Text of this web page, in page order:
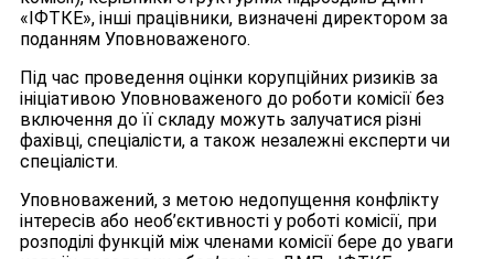
«ІФТКЕ», інші працівники, визначені директором за
поданням Уповноваженого.
Під час проведення оцінки корупційних ризиків за
ініціативою Уповноваженого до роботи комісії без
включення до її складу можуть залучатися різні
фахівці, спеціалісти, а також незалежні експерти чи
спеціалісти.
Уповноважений, з метою недопущення конфлікту
інтересів або необ’єктивності у роботі комісії, при
розподілі функцій між членами комісії бере до уваги